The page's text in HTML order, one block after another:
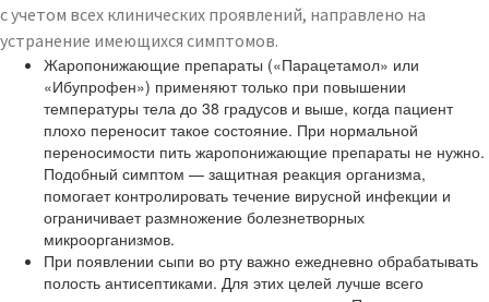
с учетом всех клинических проявлений, направлено на
устранение имеющихся симптомов.
Жаропонижающие препараты («Парацетамол» или
«Ибупрофен») применяют только при повышении
температуры тела до 38 градусов и выше, когда пациент
плохо переносит такое состояние. При нормальной
переносимости пить жаропонижающие препараты не нужно.
Подобный симптом — защитная реакция организма,
помогает контролировать течение вирусной инфекции и
ограничивает размножение болезнетворных
микроорганизмов.
При появлении сыпи во рту важно ежедневно обрабатывать
полость антисептиками. Для этих целей лучше всего